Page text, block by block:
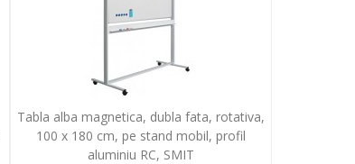
Tabla alba magnetica, dubla fata, rotativa,
100 x 180 cm, pe stand mobil, profil
aluminiu RC, SMIT